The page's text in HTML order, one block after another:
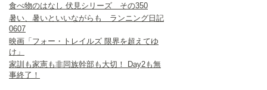
食べ物のはなし 伏見シリーズ その350
暑い、暑いといいながらも ランニング日記
0607
映画「フォー・トレイルズ 限界を超えてゆ
け」
家訓も家憲も非同族幹部も大切！ Day2も無
事終了！